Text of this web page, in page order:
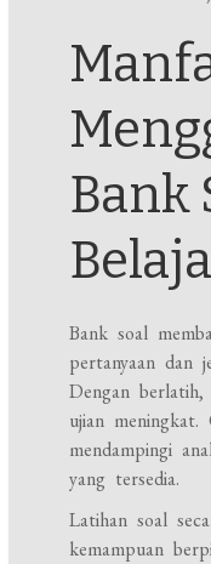
Bank
Bank soal
pertanyaan dan
Dengan berlatih,
ujian
mendampingi
yang tersedia.
Latihan soal
kemampuan